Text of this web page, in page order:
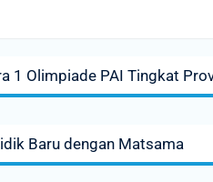
1 Olimpiade PAI Tingkat
Baru dengan Matsama